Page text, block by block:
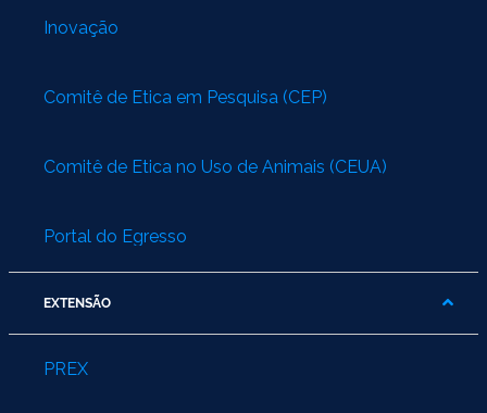
Inovação
Comitê de Ética em Pesquisa (CEP)
Comitê de Ética no Uso de Animais (CEUA)
Portal do Egresso
EXTENSÃO
PREX